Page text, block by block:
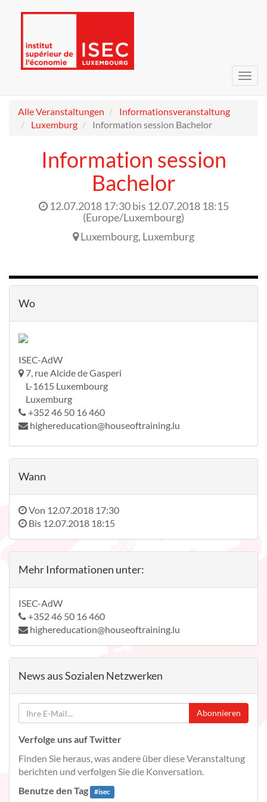
Alle Veranstaltungen
Informationsveranstaltung
Luxemburg
Information session Bachelor
Information session
Bachelor
12.07.2018 17:30bis 12.07.2018 18:15
(Europe/Luxembourg)
Luxembourg, Luxemburg
Wo
ISEC-AdW
7, rue Alcide de Gasperi
L-1615 Luxembourg
Luxemburg
+352 46 50 16 460
highereducation@houseoftraining.lu
Wann
Von 12.07.2018 17:30
Bis 12.07.2018 18:15
Mehr Informationen unter:
ISEC-AdW
+352 46 50 16 460
highereducation@houseoftraining.lu
News aus Sozialen Netzwerken
Abonnieren
Verfolge uns auf Twitter
Finden Sie heraus, was andere über diese Veranstaltung
berichten und verfolgen Sie die Konversation.
Benutze den Tag
#isec